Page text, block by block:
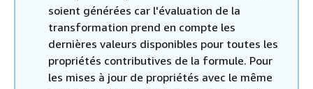
soient générées car l'évaluation de la
transformation prend en compte les
dernières valeurs disponibles pour toutes les
propriétés contributives de la formule. Pour
les mises à jour de propriétés avec le même